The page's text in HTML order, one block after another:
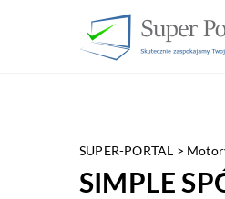
SUPER-PORTAL >
SIMPLE